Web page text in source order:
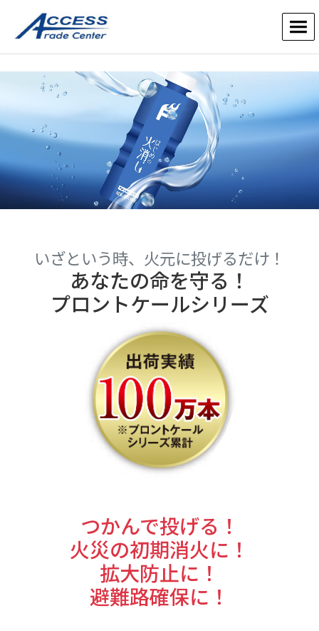
いざという時、火元に投げるだけ！
あなたの命を守る！
プロントケールシリーズ
つかんで投げる！
火災の初期消火に！
拡大防止に！
避難路確保に！